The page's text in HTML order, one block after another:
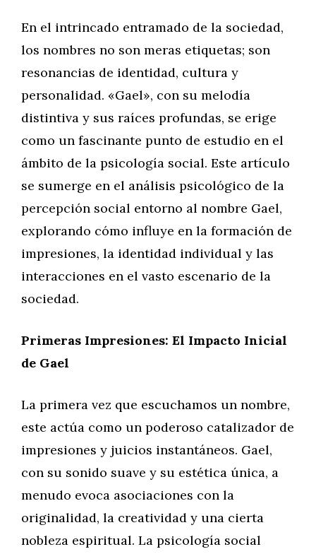
En el intrincado entramado de la sociedad,
los nombres no son meras etiquetas; son
resonancias de identidad, cultura y
personalidad. «Gael», con su melodía
distintiva y sus raíces profundas, se erige
como un fascinante punto de estudio en el
ámbito de la psicología social. Este artículo
se sumerge en el análisis psicológico de la
percepción social entorno al nombre Gael,
explorando cómo influye en la formación de
impresiones, la identidad individual y las
interacciones en el vasto escenario de la
sociedad.
Primeras Impresiones: El Impacto Inicial
de Gael
La primera vez que escuchamos un nombre,
este actúa como un poderoso catalizador de
impresiones y juicios instantáneos. Gael,
con su sonido suave y su estética única, a
menudo evoca asociaciones con la
originalidad, la creatividad y una cierta
nobleza espiritual. La psicología social